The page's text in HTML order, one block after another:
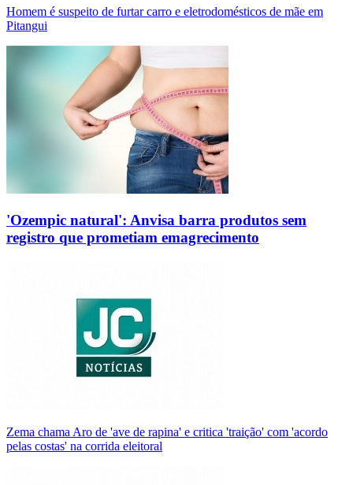
Homem é suspeito de furtar carro e eletrodomésticos de mãe em
Pitangui
'Ozempic natural': Anvisa barra produtos sem
registro que prometiam emagrecimento
Zema chama Aro de 'ave de rapina' e critica 'traição' com 'acordo
pelas costas' na corrida eleitoral